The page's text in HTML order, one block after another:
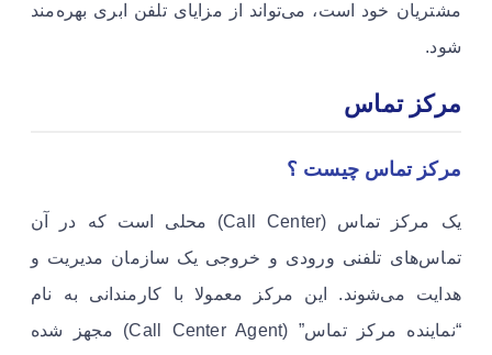
مشتریان خود است، می‌تواند از مزایای تلفن ابری بهره‌مند
شود.
مرکز تماس
مرکز تماس چیست ؟
یک مرکز تماس (Call Center) محلی است که در آن
تماس‌های تلفنی ورودی و خروجی یک سازمان مدیریت و
هدایت می‌شوند. این مرکز معمولا با کارمندانی به نام
“نماینده مرکز تماس” (Call Center Agent) مجهز شده